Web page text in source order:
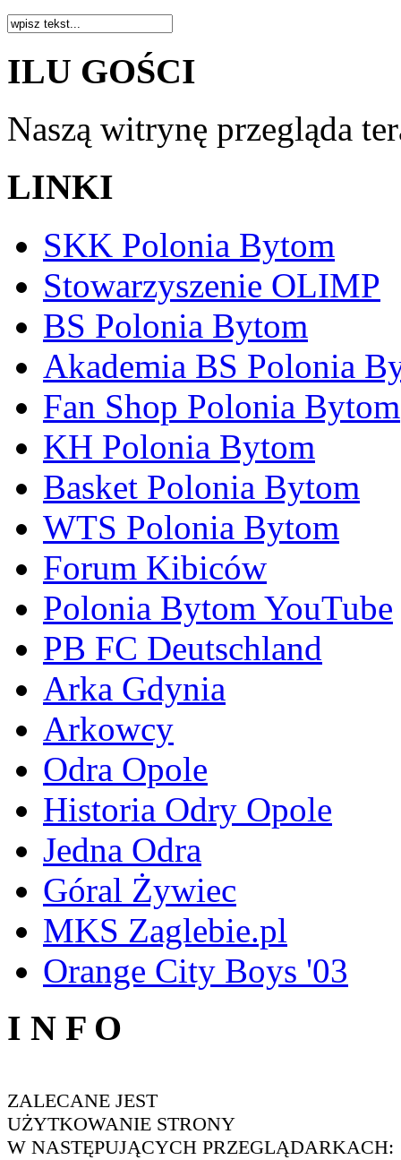
ILU GOŚCI
Naszą witrynę przegląda
LINKI
SKK Polonia Bytom
Stowarzyszenie OLIMP
BS Polonia Bytom
Akademia BS Polonia
Fan Shop Polonia Bytom
KH Polonia Bytom
Basket Polonia Bytom
WTS Polonia Bytom
Forum Kibiców
Polonia Bytom YouTube
PB FC Deutschland
Arka Gdynia
Arkowcy
Odra Opole
Historia Odry Opole
Jedna Odra
Góral Żywiec
MKS Zaglebie.pl
Orange City Boys '03
I N F O
ZALECANE JEST
UŻYTKOWANIE STRONY
W NASTĘPUJĄCYCH PRZEGLĄDARKACH: